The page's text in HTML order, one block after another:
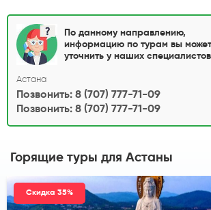
По данному направлению,
информацию по турам вы
уточнить у наших специалистов
Астана
Позвонить: 8 (707) 777-71-09
Позвонить: 8 (707) 777-71-09
Горящие туры для Астаны
Скидка 35%